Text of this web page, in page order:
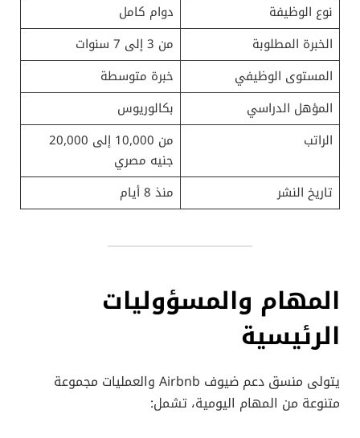
نوع الوظيفة
دوام كامل
الخبرة المطلوبة
من 3 إلى 7 سنوات
المستوى الوظيفي
خبرة متوسطة
المؤهل الدراسي
بكالوريوس
الراتب
من 10,000 إلى 20,000
جنيه مصري
تاريخ النشر
منذ 8 أيام
المهام والمسؤوليات
الرئيسية
يتولى منسق دعم ضيوف Airbnb والعمليات مجموعة
متنوعة من المهام اليومية، تشمل: